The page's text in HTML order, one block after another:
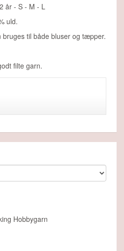
år - S - M - L
uld.
til både bluser og tæpper.
filte garn.
Hobbygarn